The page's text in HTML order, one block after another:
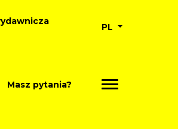
PL
Masz pytania?